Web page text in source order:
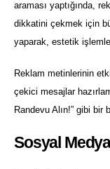
araması yaptığında,
dikkatini çekmek için
yaparak, estetik
Reklam metinlerinin
çekici mesajlar
Randevu Alın!” gibi bir
Sosyal